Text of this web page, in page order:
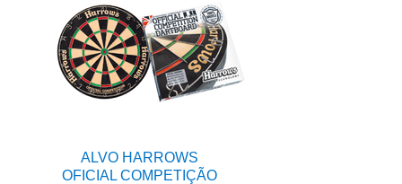
ALVO HARROWS
OFICIAL COMPETIÇÃO